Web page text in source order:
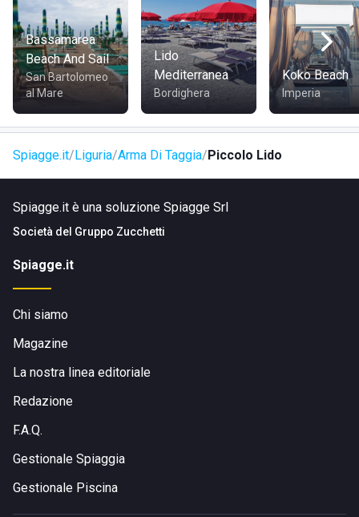
Genova-Ventimiglia (A10), deve seguire l'uscita che riporta
proprio l'indicazione per Arma di Taggia, da qui entro circa
2,30 km si arriva al centro urbano.
A nord dell'abitato di Taggia vi è la stazione ferroviaria
Taggia-Arma, posta sulla linea Genova-Ventimiglia, la
località è dunque collegata con alcune delle principali città
liguri come Imperia, Savona, Sestri Levante, La Spezia.
Bassamarea
Beach And Sail
San Bartolomeo
al Mare
Lido
Mediterranea
Bordighera
Koko Beach
Imperia
Spiagge.it Liguria Arma Di Taggia Piccolo Lido
Spiagge.it è una soluzione Spiagge Srl
Società del Gruppo Zucchetti
Spiagge.it
Chi siamo
Magazine
La nostra linea editoriale
Redazione
F.A.Q.
Gestionale Spiaggia
Gestionale Piscina